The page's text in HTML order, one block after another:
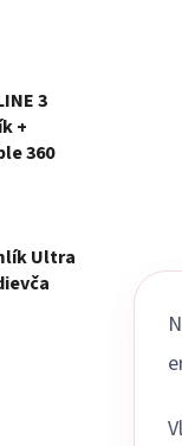
3
+
360
Ultra